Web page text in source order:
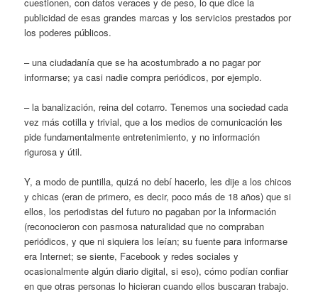
publicidad de esas grandes marcas y los servicios prestados por
los poderes públicos.
– una ciudadanía que se ha acostumbrado a no pagar por
informarse; ya casi nadie compra periódicos, por ejemplo.
– la banalización, reina del cotarro. Tenemos una sociedad cada
vez más cotilla y trivial, que a los medios de comunicación les
pide fundamentalmente entretenimiento, y no información
rigurosa y útil.
Y, a modo de puntilla, quizá no debí hacerlo, les dije a los chicos
y chicas (eran de primero, es decir, poco más de 18 años) que si
ellos, los periodistas del futuro no pagaban por la información
(reconocieron con pasmosa naturalidad que no compraban
periódicos, y que ni siquiera los leían; su fuente para informarse
era Internet; se siente, Facebook y redes sociales y
ocasionalmente algún diario digital, si eso), cómo podían confiar
en que otras personas lo hicieran cuando ellos buscaran trabajo.